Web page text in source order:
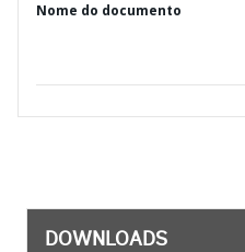
Nome do documento
DOWNLOADS